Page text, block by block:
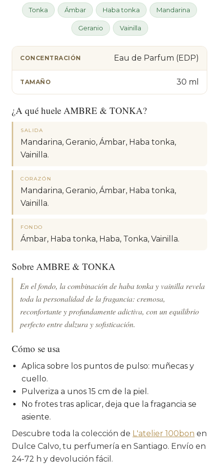
Tonka Ámbar Haba tonka Mandarina
Geranio Vainilla
CONCENTRACIÓN Eau de Parfum (EDP)
TAMAÑO 30 ml
¿A qué huele AMBRE & TONKA?
SALIDA
Mandarina, Geranio, Ámbar, Haba tonka,
Vainilla.
CORAZÓN
Mandarina, Geranio, Ámbar, Haba tonka,
Vainilla.
FONDO
Ámbar, Haba tonka, Haba, Tonka, Vainilla.
Sobre AMBRE & TONKA
En el fondo, la combinación de haba tonka y vainilla revela
toda la personalidad de la fragancia: cremosa,
reconfortante y profundamente adictiva, con un equilibrio
perfecto entre dulzura y sofisticación.
Cómo se usa
Aplica sobre los puntos de pulso: muñecas y
cuello.
Pulveriza a unos 15 cm de la piel.
No frotes tras aplicar, deja que la fragancia se
asiente.
Descubre toda la colección de L'atelier 100bon en
Dulce Calvo, tu perfumería en Santiago. Envío en
24-72 h y devolución fácil.